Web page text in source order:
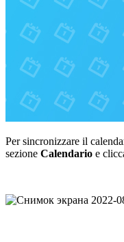
Per sincronizzare il
sezione Calendario e